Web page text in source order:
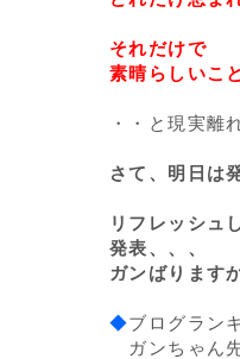
それだけで
素晴らしいこ
・・と現実離
さて、明日は
リフレッシュ
発表、、、
ガンばります
◆ブログラン
ガンちゃん